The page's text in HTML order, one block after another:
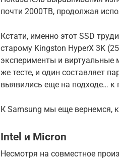
почти 2000TB, продолжая
Кстати, именно этот SSD
старому Kingston HyperX 3K
эксперименты и
же тесте, и один составляет
выявились еще на подходе… к
К Samsung мы еще вернемся,
Intel и Micron
Несмотря на совместное